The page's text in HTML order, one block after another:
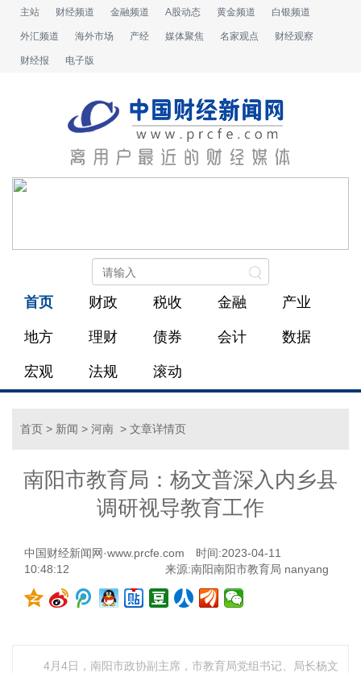
主站 财经频道 金融频道 A股动态 黄金频道 白银频道
外汇频道 海外市场 产经 媒体聚焦 名家观点 财经观察
财经报 电子版
首页 财政 税收 金融 产业
地方 理财 债券 会计 数据
宏观 法规 滚动
首页 > 新闻 > 河南 > 文章详情页
南阳市教育局：杨文普深入内乡县
调研视导教育工作
中国财经新闻网·www.prcfe.com
时间:2023-04-11
10:48:12
来源:南阳南阳市教育局 nanyang
4月4日，南阳市政协副主席，市教育局党组书记、局长杨文